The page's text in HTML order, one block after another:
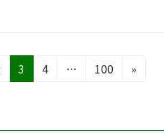
固
定
3
固
4 …
固
100 »